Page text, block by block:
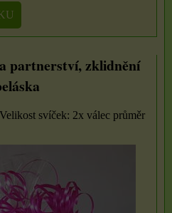
partnerství, zklidnění
svíček: 2x válec průměr